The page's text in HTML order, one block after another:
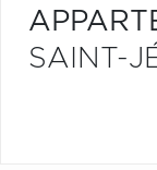
SAINT-